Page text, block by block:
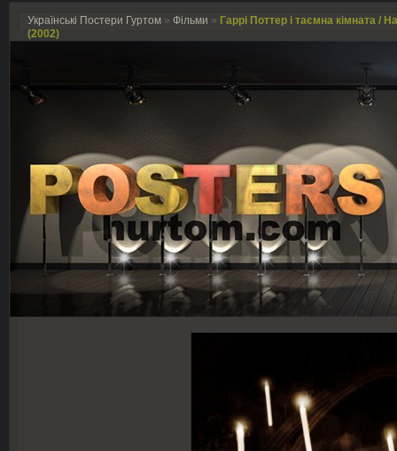
Українські Постери Гуртом » Фільми » Гаррі Поттер і таємна кімната /
(2002)